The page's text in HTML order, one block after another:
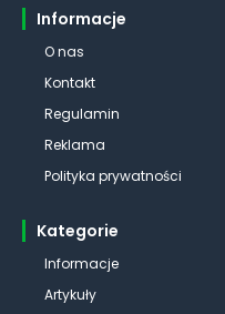
Informacje
O nas
Kontakt
Regulamin
Reklama
Polityka prywatności
Kategorie
Informacje
Artykuły